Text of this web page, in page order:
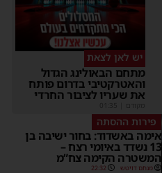
יש לאן לצאת
מתחם הבאולינג הגדול
והאטרקטיבי בדרום פותח
את שעריו לציבור החרדי
מקודם
פירות ההסתה
אימה באשדוד: בחור ישיבה בן
13 נשדד באיומי רצח –
המשטרה הקימה צח”מ
מנחם דויטש 22:32